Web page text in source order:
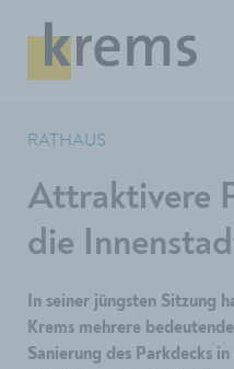
RATHAUS
Attraktivere
die
In seiner jüngsten Sitzung
Krems mehrere
Sanierung des Parkdecks